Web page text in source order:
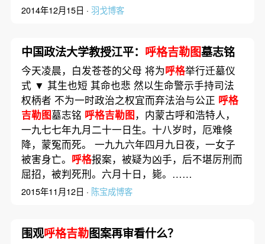
2014年12月15日 · 羽戈博客
中国政法大学教授江平： 呼格吉勒图墓志铭
今天凌晨，白发苍苍的父母 将为呼格举行迁墓仪
式 ▼ 其生也短 其命也悲 然以生命警示手持司法
权柄者 不为一时政治之权宜而弃法治与公正 呼格
吉勒图墓志铭 呼格吉勒图，内蒙古呼和浩特人，
一九七七年九月二十一日生。十八岁时，厄难倏
降，蒙冤而死。 一九九六年四月九日夜，一女子
被害身亡。 呼格报案，被疑为凶手，后不堪厉刑而
屈招，被判死刑。六月十日，毙。……
2015年11月12日 · 陈宝成博客
围观呼格吉勒图案再审看什么？